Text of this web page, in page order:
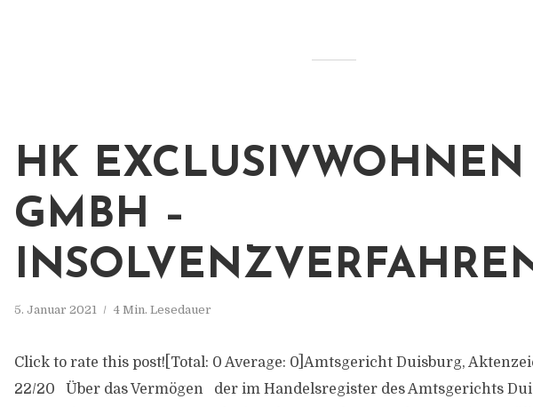
HK EXCLUSIVWOHNEN
GMBH –
5. Januar 2021 4 Min. Lesedauer
Click to rate this post![Total: 0 Average: 0]Amtsgericht Duisburg,
22/20 Über das Vermögen der im Handelsregister des Amtsgerichts